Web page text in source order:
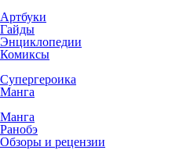
Артбуки
Гайды
Энциклопедии
Комиксы
Супергероика
Манга
Манга
Ранобэ
Обзоры и рецензии